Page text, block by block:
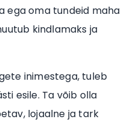
ega oma tundeid maha
kindlamaks ja
inimestega, tuleb
esile. Ta võib olla
lojaalne ja tark